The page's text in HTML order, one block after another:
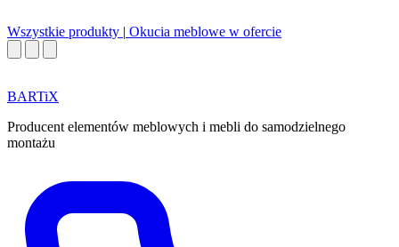
Wszystkie produkty | Okucia meblowe w ofercie
BARTiX
Producent elementów meblowych i mebli do samodzielnego
montażu